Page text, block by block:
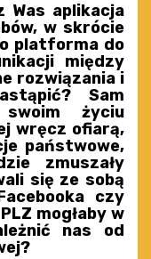
aplikacja
w skrócie
platforma do
między
rozwiązania i
Sam
życiu
wręcz ofiarą,
państwowe,
zmuszały
się ze sobą
czy
mogłaby w
nas od